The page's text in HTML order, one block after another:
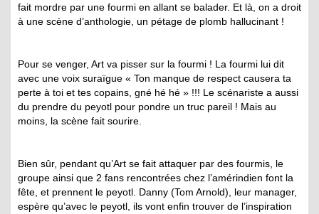
fait mordre par une fourmi en allant se balader. Et là, on a droit
à une scène d’anthologie, un pétage de plomb hallucinant !
Pour se venger, Art va pisser sur la fourmi ! La fourmi lui dit
avec une voix suraïgue « Ton manque de respect causera ta
perte à toi et tes copains, gné hé hé » !!! Le scénariste a aussi
du prendre du peyotl pour pondre un truc pareil ! Mais au
moins, la scène fait sourire.
Bien sûr, pendant qu’Art se fait attaquer par des fourmis, le
groupe ainsi que 2 fans rencontrées chez l’amérindien font la
fête, et prennent le peyotl. Danny (Tom Arnold), leur manager,
espère qu’avec le peyotl, ils vont enfin trouver de l’inspiration